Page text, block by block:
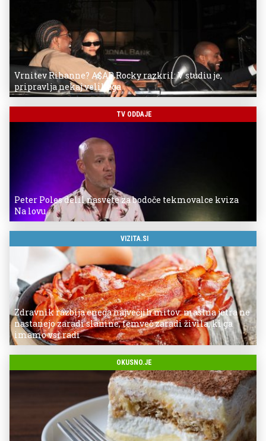
Vrnitev Rihanne? A$AP Rocky razkril: V studiu je,
pripravlja nekaj velikega
TV ODDAJE
Peter Poles delil nasvete za bodoče tekmovalce kviza
Na lovu
VIZITA.SI
Zdravnik razbija enega največjih mitov: mastna jetra ne
nastanejo zaradi slanine, temveč zaradi živila, ki ga
imamo vsi radi
OKUSNO.JE